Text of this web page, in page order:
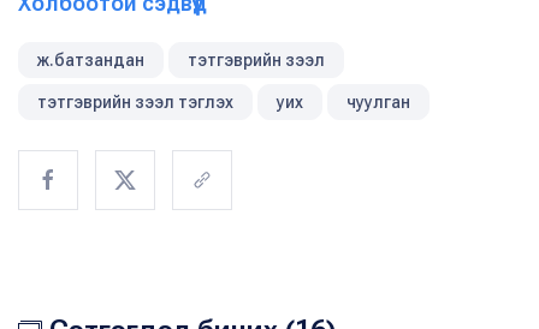
ж.батзандан тэтгэврийн зээл
тэтгэврийн зээл тэглэх уих чуулган